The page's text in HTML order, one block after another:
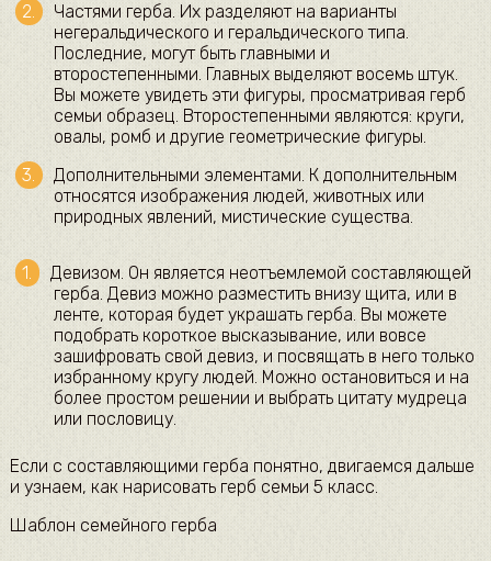
Частями герба. Их разделяют на варианты
негеральдического и геральдического типа.
Последние, могут быть главными и
второстепенными. Главных выделяют восемь штук.
Вы можете увидеть эти фигуры, просматривая герб
семьи образец. Второстепенными являются: круги,
овалы, ромб и другие геометрические фигуры.
Дополнительными элементами. К дополнительным
относятся изображения людей, животных или
природных явлений, мистические существа.
Девизом. Он является неотъемлемой составляющей
герба. Девиз можно разместить внизу щита, или в
ленте, которая будет украшать герба. Вы можете
подобрать короткое высказывание, или вовсе
зашифровать свой девиз, и посвящать в него только
избранному кругу людей. Можно остановиться и на
более простом решении и выбрать цитату мудреца
или пословицу.
Если с составляющими герба понятно, двигаемся дальше
и узнаем, как нарисовать герб семьи 5 класс.
Шаблон семейного герба